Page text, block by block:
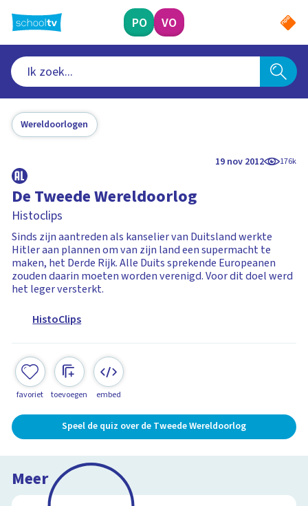
naar
hoofdinhoud
PO VO
Wereldoorlogen
19 nov 2012 176k
De Tweede Wereldoorlog
Histoclips
Sinds zijn aantreden als kanselier van Duitsland werkte
Hitler aan plannen om van zijn land een supermacht te
maken, het Derde Rijk. Alle Duits sprekende Europeanen
zouden daarin moeten worden verenigd. Voor dit doel werd
het leger versterkt.
HistoClips
favoriet toevoegen embed
Speel de quiz over de Tweede Wereldoorlog
Meer